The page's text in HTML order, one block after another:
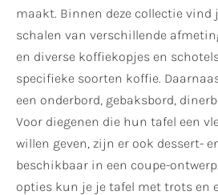
maakt. Binnen deze collectie vind
schalen van verschillende
en diverse koffiekopjes en
specifieke soorten koffie.
een onderbord, gebaksbord,
Voor diegenen die hun tafel een
willen geven, zijn er ook dessert-
beschikbaar in een coupe-
opties kun je je tafel met trots en